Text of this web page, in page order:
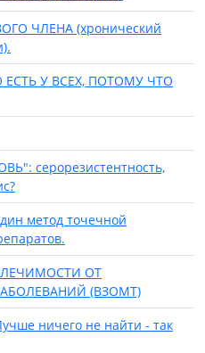
ЧЛЕНА (хронический
У ВСЕХ, ПОТОМУ ЧТО
серорезистентность,
метод точечной
ОТ
(ВЗОМТ)
ничего не найти - так